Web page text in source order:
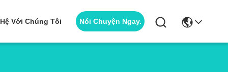
Với Chúng Tôi Nói Chuyện Ngay.